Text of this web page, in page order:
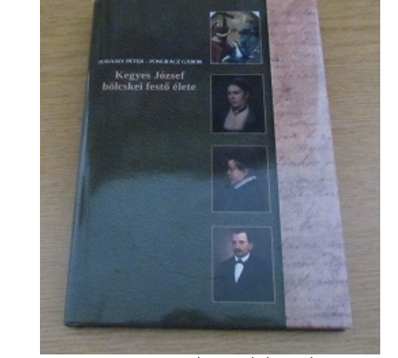
Egészségügy
Háziorvos
Fogorvos
Védőnői szolgálat
Központi orvosi ügyelet
Alapszolgáltatási Központ
Kultúra